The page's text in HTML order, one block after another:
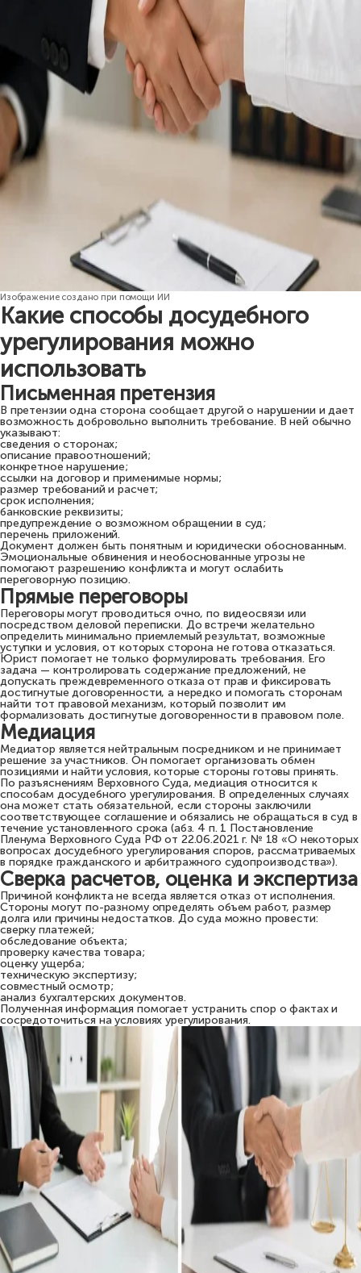
Изображение создано при помощи ИИ
Какие способы досудебного
урегулирования можно
использовать
Письменная претензия
В претензии одна сторона сообщает другой о нарушении и дает
возможность добровольно выполнить требование. В ней обычно
указывают:
сведения о сторонах;
описание правоотношений;
конкретное нарушение;
ссылки на договор и применимые нормы;
размер требований и расчет;
срок исполнения;
банковские реквизиты;
предупреждение о возможном обращении в суд;
перечень приложений.
Документ должен быть понятным и юридически обоснованным.
Эмоциональные обвинения и необоснованные угрозы не
помогают разрешению конфликта и могут ослабить
переговорную позицию.
Прямые переговоры
Переговоры могут проводиться очно, по видеосвязи или
посредством деловой переписки. До встречи желательно
определить минимально приемлемый результат, возможные
уступки и условия, от которых сторона не готова отказаться.
Юрист помогает не только формулировать требования. Его
задача — контролировать содержание предложений, не
допускать преждевременного отказа от прав и фиксировать
достигнутые договоренности, а нередко и помогать сторонам
найти тот правовой механизм, который позволит им
формализовать достигнутые договоренности в правовом поле.
Медиация
Медиатор является нейтральным посредником и не принимает
решение за участников. Он помогает организовать обмен
позициями и найти условия, которые стороны готовы принять.
По разъяснениям Верховного Суда, медиация относится к
способам досудебного урегулирования. В определенных случаях
она может стать обязательной, если стороны заключили
соответствующее соглашение и обязались не обращаться в суд в
течение установленного срока (абз. 4 п. 1 Постановление
Пленума Верховного Суда РФ от 22.06.2021 г. № 18 «О некоторых
вопросах досудебного урегулирования споров, рассматриваемых
в порядке гражданского и арбитражного судопроизводства»).
Сверка расчетов, оценка и экспертиза
Причиной конфликта не всегда является отказ от исполнения.
Стороны могут по-разному определять объем работ, размер
долга или причины недостатков. До суда можно провести:
сверку платежей;
обследование объекта;
проверку качества товара;
оценку ущерба;
техническую экспертизу;
совместный осмотр;
анализ бухгалтерских документов.
Полученная информация помогает устранить спор о фактах и
сосредоточиться на условиях урегулирования.